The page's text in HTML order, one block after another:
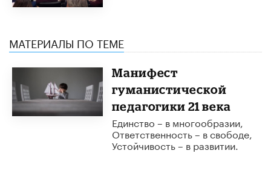
МАТЕРИАЛЫ ПО ТЕМЕ
Манифест
гуманистической
педагогики 21 века
Единство – в многообразии,
Ответственность – в свободе,
Устойчивость – в развитии.